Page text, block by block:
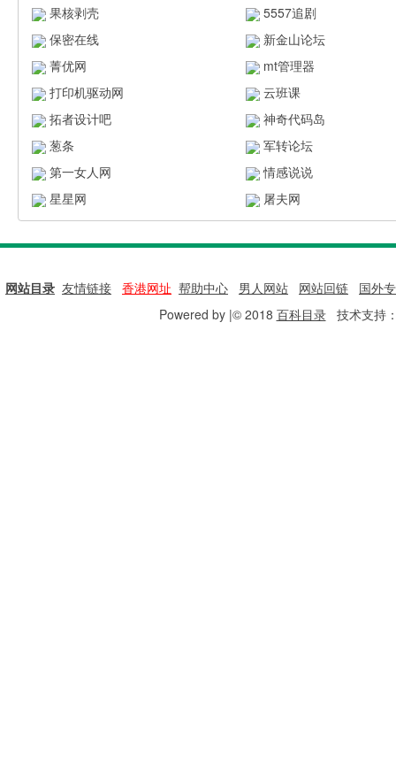
果核剥壳
5557追剧
保密在线
新金山论坛
菁优网
mt管理器
打印机驱动网
云班课
拓者设计吧
神奇代码岛
葱条
军转论坛
第一女人网
情感说说
星星网
屠夫网
网站目录 友情链接 香港网址 帮助中心 男人网站 网站回链
国外
Powered by |© 2018 百科目录技术支持